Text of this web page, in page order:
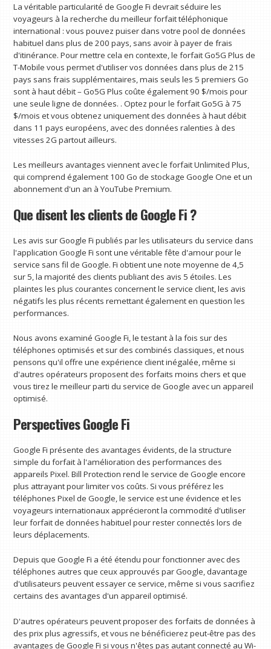
La véritable particularité de Google Fi devrait séduire les
voyageurs à la recherche du meilleur forfait téléphonique
international : vous pouvez puiser dans votre pool de données
habituel dans plus de 200 pays, sans avoir à payer de frais
d'itinérance. Pour mettre cela en contexte, le forfait Go5G Plus de
T-Mobile vous permet d'utiliser vos données dans plus de 215
pays sans frais supplémentaires, mais seuls les 5 premiers Go
sont à haut débit – Go5G Plus coûte également 90 $/mois pour
une seule ligne de données. . Optez pour le forfait Go5G à 75
$/mois et vous obtenez uniquement des données à haut débit
dans 11 pays européens, avec des données ralenties à des
vitesses 2G partout ailleurs.
Les meilleurs avantages viennent avec le forfait Unlimited Plus,
qui comprend également 100 Go de stockage Google One et un
abonnement d'un an à YouTube Premium.
Que disent les clients de Google Fi ?
Les avis sur Google Fi publiés par les utilisateurs du service dans
l'application Google Fi sont une véritable fête d'amour pour le
service sans fil de Google. Fi obtient une note moyenne de 4,5
sur 5, la majorité des clients publiant des avis 5 étoiles. Les
plaintes les plus courantes concernent le service client, les avis
négatifs les plus récents remettant également en question les
performances.
Nous avons examiné Google Fi, le testant à la fois sur des
téléphones optimisés et sur des combinés classiques, et nous
pensons qu'il offre une expérience client inégalée, même si
d'autres opérateurs proposent des forfaits moins chers et que
vous tirez le meilleur parti du service de Google avec un appareil
optimisé.
Perspectives Google Fi
Google Fi présente des avantages évidents, de la structure
simple du forfait à l'amélioration des performances des
appareils Pixel. Bill Protection rend le service de Google encore
plus attrayant pour limiter vos coûts. Si vous préférez les
téléphones Pixel de Google, le service est une évidence et les
voyageurs internationaux apprécieront la commodité d'utiliser
leur forfait de données habituel pour rester connectés lors de
leurs déplacements.
Depuis que Google Fi a été étendu pour fonctionner avec des
téléphones autres que ceux approuvés par Google, davantage
d'utilisateurs peuvent essayer ce service, même si vous sacrifiez
certains des avantages d'un appareil optimisé.
D'autres opérateurs peuvent proposer des forfaits de données à
des prix plus agressifs, et vous ne bénéficierez peut-être pas des
avantages de Google Fi si vous n'êtes pas autant connecté au Wi-